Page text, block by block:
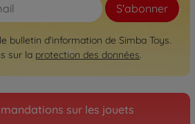
S'abonner
bulletin d'information de Simba Toys.
sur la protection des données.
sur les jouets